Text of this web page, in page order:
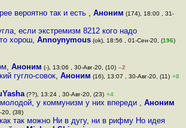
вероятно так и есть , Аноним (174), 18:00 , 31-
если экстремизм 8212 кого надо
хорош, Annoynymous(ok), 18:56 , 01-Сен-20, (196)
,Аноним (-), 13:06 , 30-Авг-20, (10) –2
гугло-совок,Аноним (16), 13:07 , 30-Авг-20, (11) +8
(??), 13:24 , 30-Авг-20, (23) +4
у коммунизм у них впереди , Аноним
20, (38)
так можно Ни в дугу, ни в рифму Но идея